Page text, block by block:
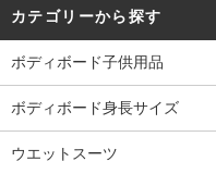
カテゴリーから探す
ボディボード子供用品
ボディボード身長サイズ
ウエットスーツ